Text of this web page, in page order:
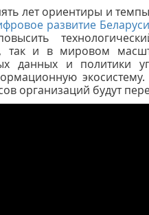
лет ориентиры и
развитие
так и в мировом
данных и политики
организаций будут